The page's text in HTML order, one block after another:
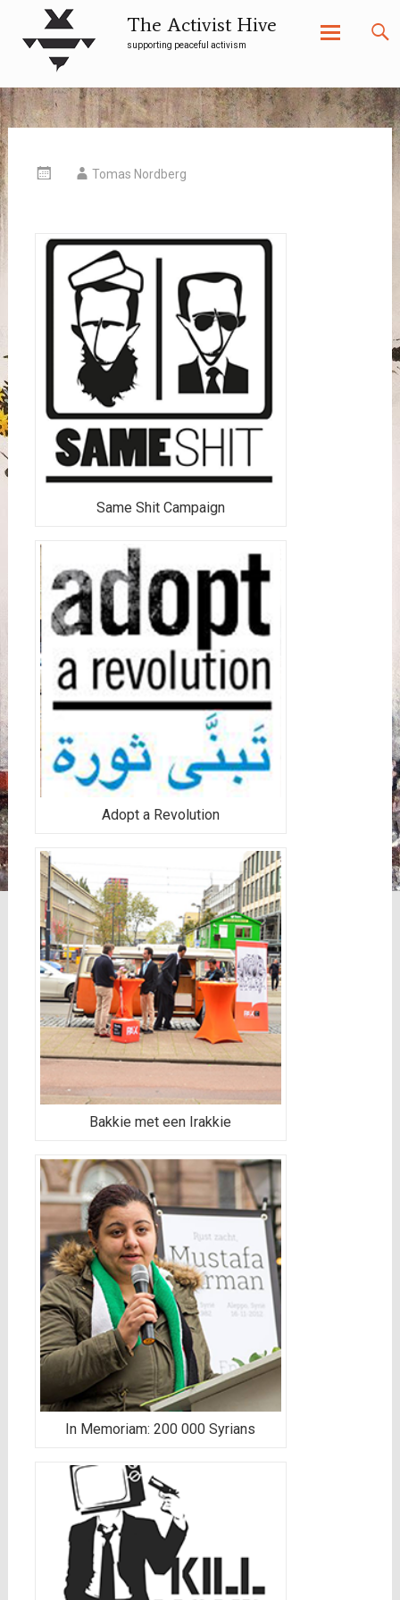
The Activist Hive
supporting peaceful activism
content
Tomas Nordberg
Same Shit Campaign
Adopt a Revolution
Bakkie met een Irakkie
In Memoriam: 200 000 Syrians